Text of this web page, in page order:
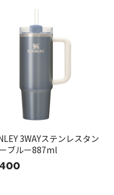
3WAYステンレスタン
ブルー887ml